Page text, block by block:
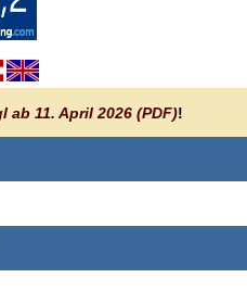
ab 11. April 2026 (PDF)!